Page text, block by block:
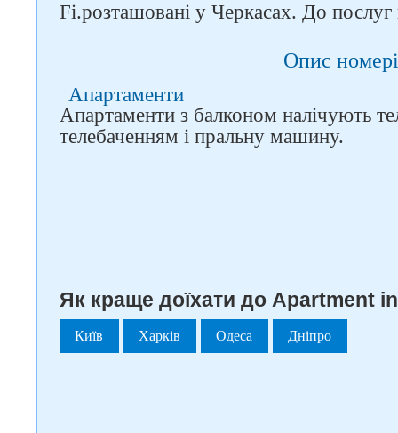
Fi.розташовані у Черкасах. До послуг
Опис
Апартаменти
Апартаменти з балконом налічують
телебаченням і пральну машину.
Як краще доїхати до Apartment
Київ Харків Одеса Дніпро